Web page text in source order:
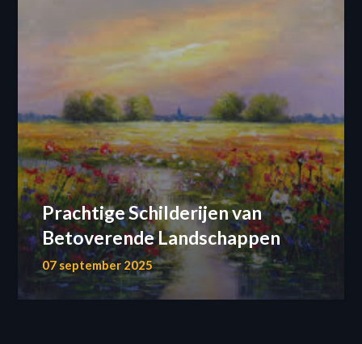
Prachtige Schilderijen van
Betoverende Landschappen
07 september 2025